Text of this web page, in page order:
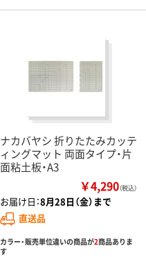
ナカバヤシ 折りたたみカッテ
ィングマット 両面タイプ・片
面粘土板・A3
￥4,290（税込）
お届け日：8月28日（金）まで
直送品
カラー・販売単位違いの商品が2商品ありま
す